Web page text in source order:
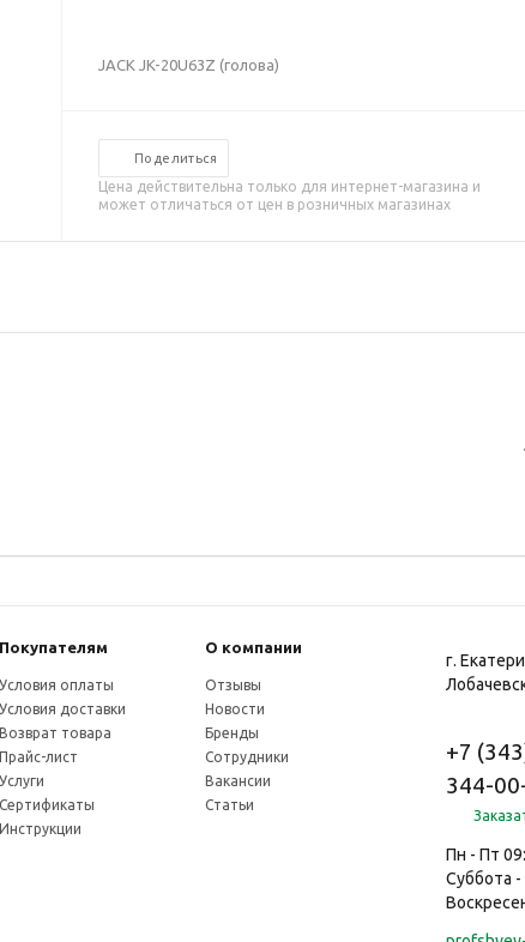
JACK JK-20U63Z (голова)
Поделиться
Цена действительна только для интернет-магазина и
может отличаться от цен в розничных магазинах
г.
+7
344-
Пн - Пт
Суббота
Покупателям
Условия оплаты
Условия доставки
Возврат товара
Прайс-лист
Услуги
Сертификаты
Инструкции
О компании
Отзывы
Новости
Бренды
Сотрудники
Вакансии
Статьи